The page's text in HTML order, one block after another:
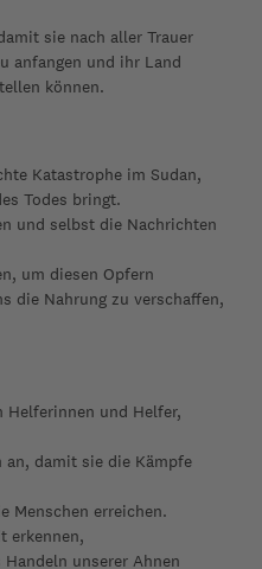
sie nach aller Trauer
anfangen und ihr Land
können.
Katastrophe im Sudan,
Todes bringt.
und selbst die Nachrichten
um diesen Opfern
die Nahrung zu verschaffen,
Helferinnen und Helfer,
an, damit sie die Kämpfe
Menschen erreichen.
erkennen,
unserer Ahnen